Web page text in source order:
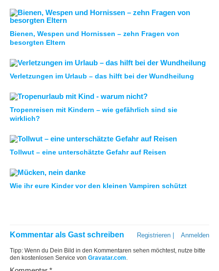
Bienen, Wespen und Hornissen – zehn Fragen von
besorgten Eltern
Verletzungen im Urlaub – das hilft bei der Wundheilung
Tropenreisen mit Kindern – wie gefährlich sind sie
wirklich?
Tollwut – eine unterschätzte Gefahr auf Reisen
Wie ihr eure Kinder vor den kleinen Vampiren schützt
Anmelden
Registrieren
Kommentar als Gast schreiben
Tipp: Wenn du Dein Bild in den Kommentaren sehen möchtest, nutze bitte
den kostenlosen Service von Gravatar.com